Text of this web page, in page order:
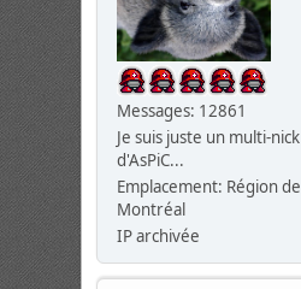
Messages: 12861
Je suis juste un multi-nick
d'AsPiC...
Emplacement: Région de
Montréal
IP archivée